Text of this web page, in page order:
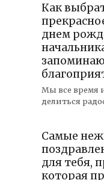
Как
днем
Мы все время
делиться
Самые
для тебя,
которая